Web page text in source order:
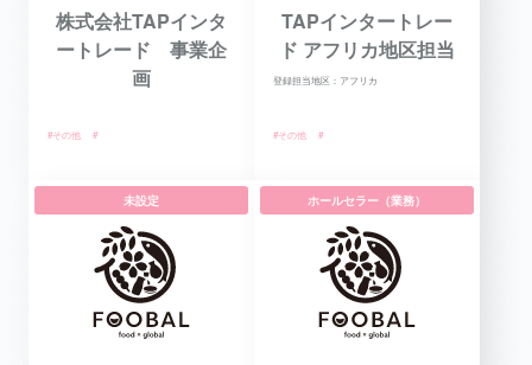
株式会社TAPインタ
ートレード 事業企
画
#その他 #
TAPインタートレー
ド アフリカ地区担当
登録担当地区：アフリカ
#その他 #
未設定 ホールセラー（業務）